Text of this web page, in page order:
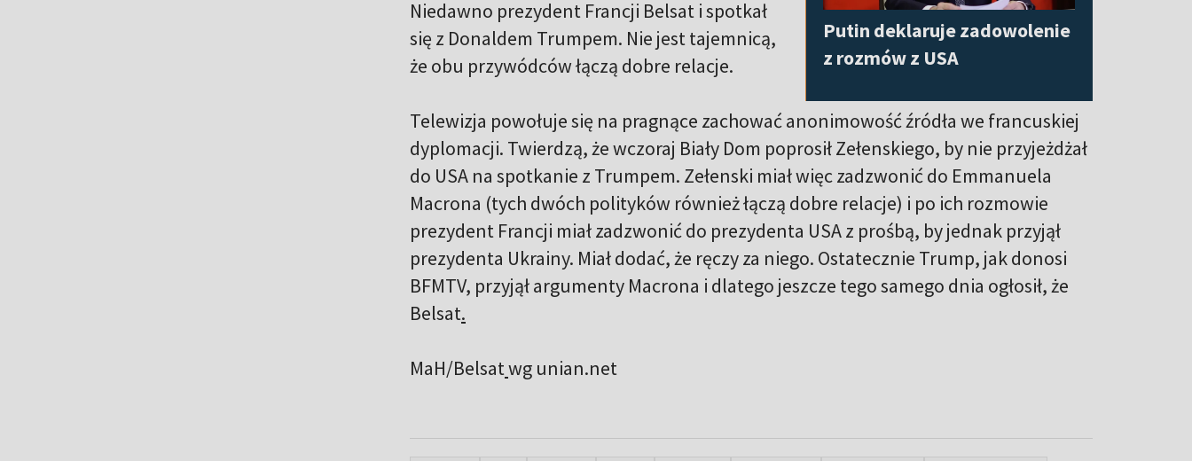
Putin deklaruje zadowolenie
z rozmów z USA
Niedawno prezydent Francji Belsat i spotkał
się z Donaldem Trumpem. Nie jest tajemnicą,
że obu przywódców łączą dobre relacje.
Telewizja powołuje się na pragnące zachować anonimowość źródła we francuskiej
dyplomacji. Twierdzą, że wczoraj Biały Dom poprosił Zełenskiego, by nie przyjeżdżał
do USA na spotkanie z Trumpem. Zełenski miał więc zadzwonić do Emmanuela
Macrona (tych dwóch polityków również łączą dobre relacje) i po ich rozmowie
prezydent Francji miał zadzwonić do prezydenta USA z prośbą, by jednak przyjął
prezydenta Ukrainy. Miał dodać, że ręczy za niego. Ostatecznie Trump, jak donosi
BFMTV, przyjął argumenty Macrona i dlatego jeszcze tego samego dnia ogłosił, że
Belsat.
MaH/Belsatwg unian.net